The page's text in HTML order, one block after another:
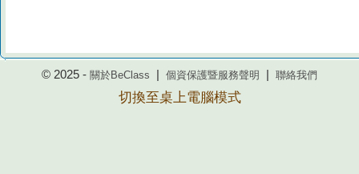
© 2025 - 關於BeClass 個資保護暨服務聲明 聯絡我們
切換至桌上電腦模式